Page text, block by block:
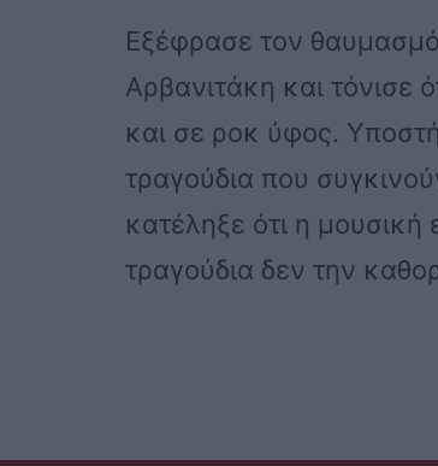
Εξέφρασε τον
Αρβανιτάκη και τόνισε
και σε ροκ ύφος.
τραγούδια που
κατέληξε ότι η μουσική
τραγούδια δεν την